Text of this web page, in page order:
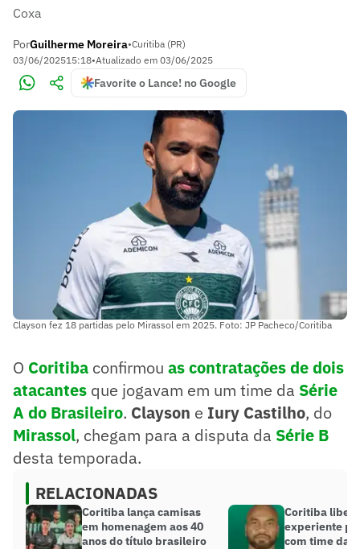
Coxa
PorGuilherme Moreira•Curitiba (PR)
03/06/202515:18•Atualizado em 03/06/2025
Favorite o Lance! no Google
Clayson fez 18 partidas pelo Mirassol em 2025. Foto: JP Pacheco/Coritiba
O Coritiba confirmou as contratações de dois
atacantes que jogavam em um time da Série
A do Brasileiro. Clayson e Iury Castilho, do
Mirassol, chegam para a disputa da Série B
desta temporada.
RELACIONADAS
Coritiba lança camisas
em homenagem aos 40
anos do título brasileiro
Coritiba
experiente
com time da